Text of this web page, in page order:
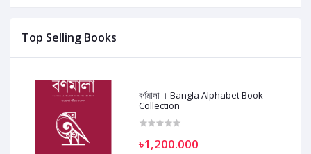
Top Selling Books
বর্ণমালা । Bangla Alphabet Book
Collection
৳1,200.000